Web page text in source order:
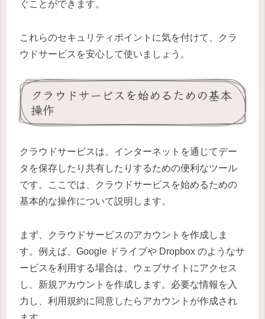
ぐことができます。
これらのセキュリティポイントに気を付けて、クラ
ウドサービスを安心して使いましょう。
クラウドサービスを始めるための基本
操作
クラウドサービスは、インターネットを通じてデー
タを保存したり共有したりするための便利なツール
です。ここでは、クラウドサービスを始めるための
基本的な操作について説明します。
まず、クラウドサービスのアカウントを作成しま
す。例えば、Google ドライブや Dropbox のようなサ
ービスを利用する場合は、ウェブサイトにアクセス
し、新規アカウントを作成します。必要な情報を入
力し、利用規約に同意したらアカウントが作成され